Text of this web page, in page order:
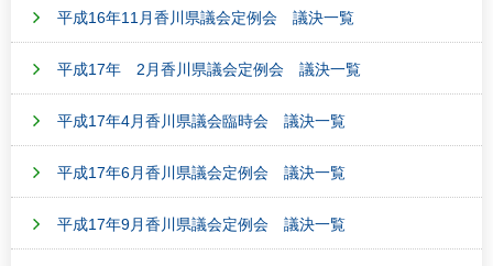
平成16年11月香川県議会定例会 議決一覧
平成17年 2月香川県議会定例会 議決一覧
平成17年4月香川県議会臨時会 議決一覧
平成17年6月香川県議会定例会 議決一覧
平成17年9月香川県議会定例会 議決一覧